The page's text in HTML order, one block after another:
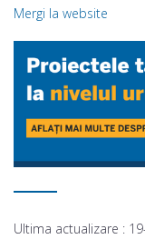
Mergi la website
Ultima actualizare :